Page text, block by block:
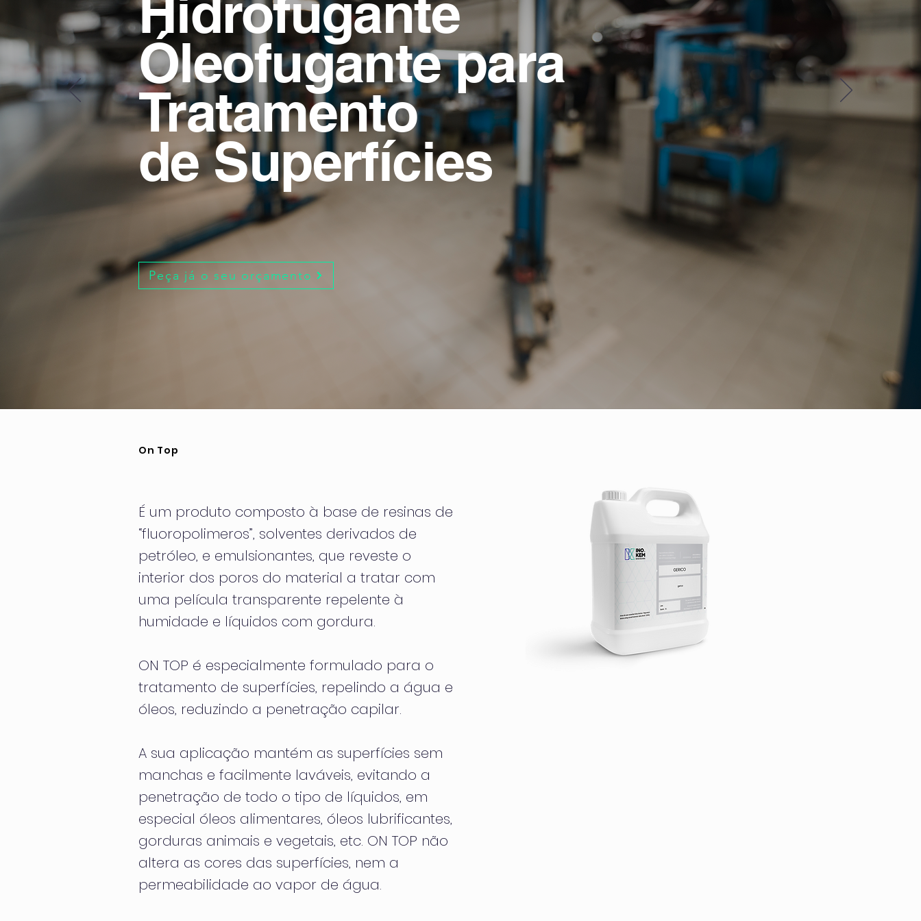
Hidrofugante
Óleofugante para
Tratamento
de Superfícies
Peça já o seu orçamento
On Top
É um produto composto à base de resinas de
“fluoropolimeros”, solventes derivados de
petróleo, e emulsionantes, que reveste o
interior dos poros do material a tratar com
uma película transparente repelente à
humidade e líquidos com gordura.
ON TOP é especialmente formulado para o
tratamento de superfícies, repelindo a água e
óleos, reduzindo a penetração capilar.
A sua aplicação mantém as superfícies sem
manchas e facilmente laváveis, evitando a
penetração de todo o tipo de líquidos, em
especial óleos alimentares, óleos lubrificantes,
gorduras animais e vegetais, etc. ON TOP não
altera as cores das superfícies, nem a
permeabilidade ao vapor de água.